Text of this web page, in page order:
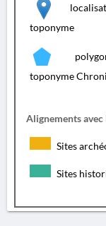
toponyme
toponyme
Alignements
Sites
Sites